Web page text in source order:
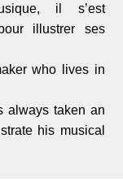
il s’est
illustrer ses
who lives in
always taken an
his musical